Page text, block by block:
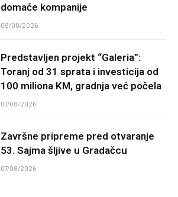
domaće kompanije
08/08/2026
Predstavljen projekt “Galeria”:
Toranj od 31 sprata i investicija od
100 miliona KM, gradnja već počela
07/08/2026
Završne pripreme pred otvaranje
53. Sajma šljive u Gradačcu
07/08/2026